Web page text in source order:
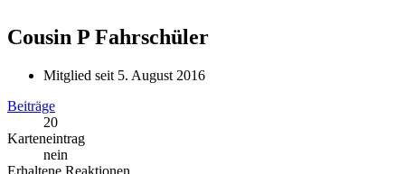
Cousin P Fahrschüler
Mitglied seit 5. August 2016
Beiträge
20
Karteneintrag
nein
Erhaltene Reaktionen